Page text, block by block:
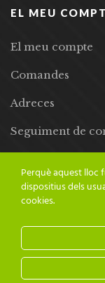
EL MEU
El meu compte
Comandes
Adreces
Seguiment de
© 2024 Adesiara
Perquè aquest lloc
dispositius dels
cookies.